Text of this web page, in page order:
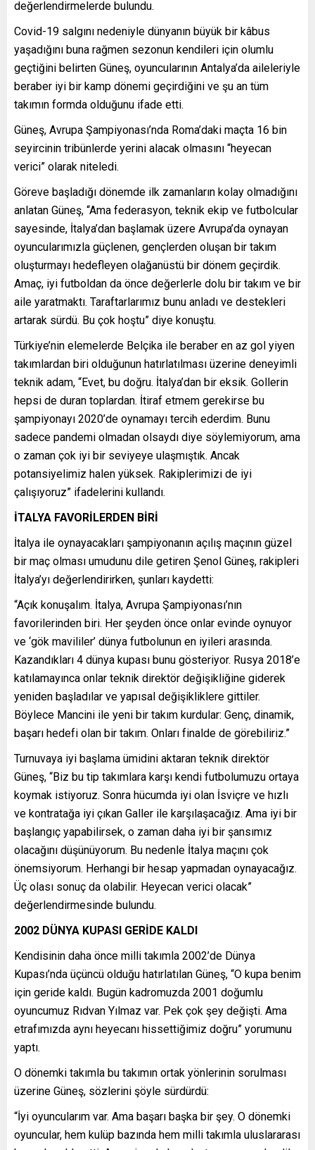
değerlendirmelerde bulundu.
Covid-19 salgını nedeniyle dünyanın büyük bir kâbus
yaşadığını buna rağmen sezonun kendileri için olumlu
geçtiğini belirten Güneş, oyuncularının Antalya’da aileleriyle
beraber iyi bir kamp dönemi geçirdiğini ve şu an tüm
takımın formda olduğunu ifade etti.
Güneş, Avrupa Şampiyonası’nda Roma’daki maçta 16 bin
seyircinin tribünlerde yerini alacak olmasını “heyecan
verici” olarak niteledi.
Göreve başladığı dönemde ilk zamanların kolay olmadığını
anlatan Güneş, “Ama federasyon, teknik ekip ve futbolcular
sayesinde, İtalya’dan başlamak üzere Avrupa’da oynayan
oyuncularımızla güçlenen, gençlerden oluşan bir takım
oluşturmayı hedefleyen olağanüstü bir dönem geçirdik.
Amaç, iyi futboldan da önce değerlerle dolu bir takım ve bir
aile yaratmaktı. Taraftarlarımız bunu anladı ve destekleri
artarak sürdü. Bu çok hoştu” diye konuştu.
Türkiye’nin elemelerde Belçika ile beraber en az gol yiyen
takımlardan biri olduğunun hatırlatılması üzerine deneyimli
teknik adam, “Evet, bu doğru. İtalya’dan bir eksik. Gollerin
hepsi de duran toplardan. İtiraf etmem gerekirse bu
şampiyonayı 2020’de oynamayı tercih ederdim. Bunu
sadece pandemi olmadan olsaydı diye söylemiyorum, ama
o zaman çok iyi bir seviyeye ulaşmıştık. Ancak
potansiyelimiz halen yüksek. Rakiplerimizi de iyi
çalışıyoruz” ifadelerini kullandı.
İTALYA FAVORİLERDEN BİRİ
İtalya ile oynayacakları şampiyonanın açılış maçının güzel
bir maç olması umudunu dile getiren Şenol Güneş, rakipleri
İtalya’yı değerlendirirken, şunları kaydetti:
“Açık konuşalım. İtalya, Avrupa Şampiyonası’nın
favorilerinden biri. Her şeyden önce onlar evinde oynuyor
ve ‘gök mavililer’ dünya futbolunun en iyileri arasında.
Kazandıkları 4 dünya kupası bunu gösteriyor. Rusya 2018’e
katılamayınca onlar teknik direktör değişikliğine giderek
yeniden başladılar ve yapısal değişikliklere gittiler.
Böylece Mancini ile yeni bir takım kurdular: Genç, dinamik,
başarı hedefi olan bir takım. Onları finalde de görebiliriz.”
Turnuvaya iyi başlama ümidini aktaran teknik direktör
Güneş, “Biz bu tip takımlara karşı kendi futbolumuzu ortaya
koymak istiyoruz. Sonra hücumda iyi olan İsviçre ve hızlı
ve kontratağa iyi çıkan Galler ile karşılaşacağız. Ama iyi bir
başlangıç yapabilirsek, o zaman daha iyi bir şansımız
olacağını düşünüyorum. Bu nedenle İtalya maçını çok
önemsiyorum. Herhangi bir hesap yapmadan oynayacağız.
Üç olası sonuç da olabilir. Heyecan verici olacak”
değerlendirmesinde bulundu.
2002 DÜNYA KUPASI GERİDE KALDI
Kendisinin daha önce milli takımla 2002’de Dünya
Kupası’nda üçüncü olduğu hatırlatılan Güneş, “O kupa benim
için geride kaldı. Bugün kadromuzda 2001 doğumlu
oyuncumuz Rıdvan Yılmaz var. Pek çok şey değişti. Ama
etrafımızda aynı heyecanı hissettiğimiz doğru” yorumunu
yaptı.
O dönemki takımla bu takımın ortak yönlerinin sorulması
üzerine Güneş, sözlerini şöyle sürdürdü:
“İyi oyuncularım var. Ama başarı başka bir şey. O dönemki
oyuncular, hem kulüp bazında hem milli takımla uluslararası